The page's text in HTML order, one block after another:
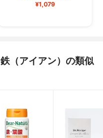
¥1,079
（アイアン）の類似